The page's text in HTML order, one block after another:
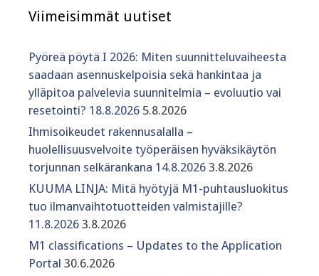
Viimeisimmät uutiset
Pyöreä pöytä I 2026: Miten suunnitteluvaiheesta
saadaan asennuskelpoisia sekä hankintaa ja
ylläpitoa palvelevia suunnitelmia – evoluutio vai
resetointi? 18.8.2026 5.8.2026
Ihmisoikeudet rakennusalalla –
huolellisuusvelvoite työperäisen hyväksikäytön
torjunnan selkärankana 14.8.2026 3.8.2026
KUUMA LINJA: Mitä hyötyjä M1-puhtausluokitus
tuo ilmanvaihtotuotteiden valmistajille?
11.8.2026 3.8.2026
M1 classifications – Updates to the Application
Portal 30.6.2026